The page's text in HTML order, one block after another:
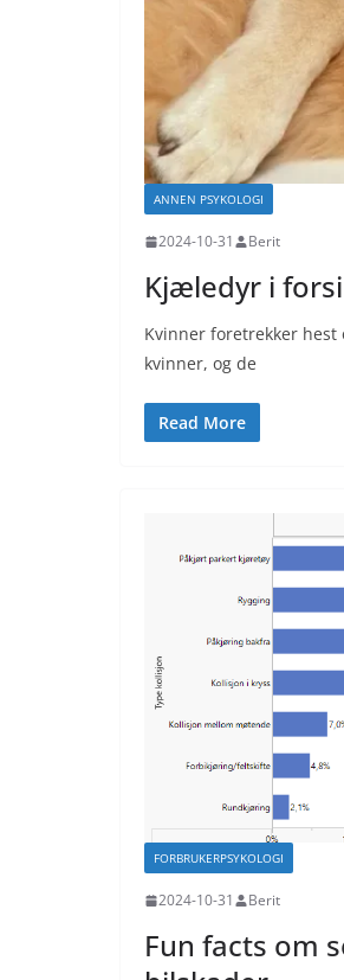
ANNEN PSYKOLOGI
2024-10-31 Berit
Kjæledyr i
Kvinner foretrekker
kvinner, og de
Read More
FORBRUKERPSYKOLOGI
2024-10-31 Berit
Fun facts om